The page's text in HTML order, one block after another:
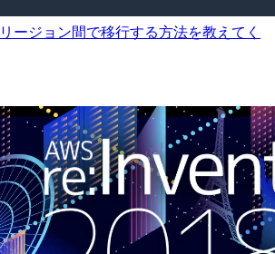
ージョン間で移行する方法を教えてく